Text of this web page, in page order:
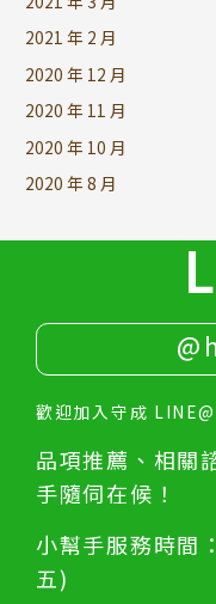
2021 年 2 月
2020 年 12 月
2020 年 11 月
2020 年 10 月
2020 年 8 月
歡迎加入守成
品項推薦、相關
手隨伺在候！
小幫手服務時間
五)